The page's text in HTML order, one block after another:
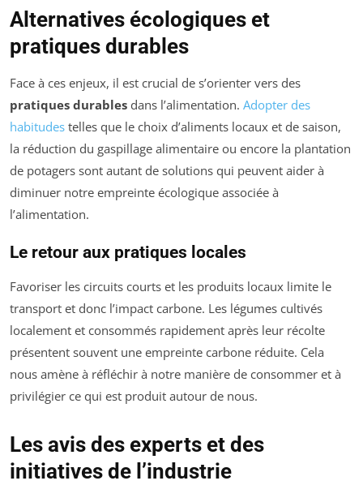
Alternatives écologiques et
pratiques durables
Face à ces enjeux, il est crucial de s’orienter vers des
pratiques durables dans l’alimentation. Adopter des
habitudes telles que le choix d’aliments locaux et de saison,
la réduction du gaspillage alimentaire ou encore la plantation
de potagers sont autant de solutions qui peuvent aider à
diminuer notre empreinte écologique associée à
l’alimentation.
Le retour aux pratiques locales
Favoriser les circuits courts et les produits locaux limite le
transport et donc l’impact carbone. Les légumes cultivés
localement et consommés rapidement après leur récolte
présentent souvent une empreinte carbone réduite. Cela
nous amène à réfléchir à notre manière de consommer et à
privilégier ce qui est produit autour de nous.
Les avis des experts et des
initiatives de l’industrie